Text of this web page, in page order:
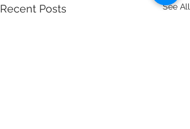
Recent Posts See All